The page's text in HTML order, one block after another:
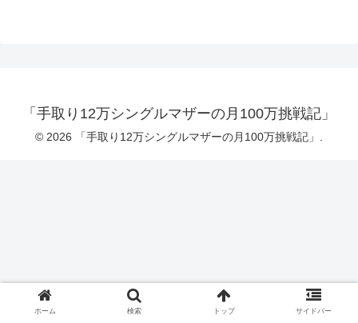
「手取り12万シングルマザーの月100万挑戦記」
© 2026 「手取り12万シングルマザーの月100万挑戦記」.
ホーム 検索 トップ サイドバー